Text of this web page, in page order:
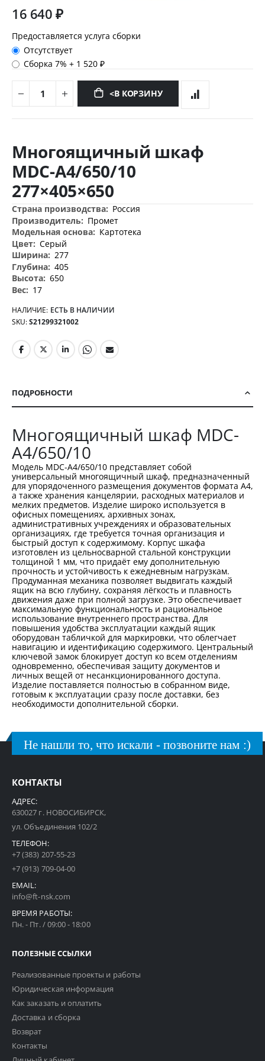
16 640 ₽
Предоставляется услуга сборки
Отсутствует
Сборка 7%+ 1 520 ₽
<В КОРЗИНУ
к
началу
изображений
Многоящичный шкаф
MDC-A4/650/10
277×405×650
Дополнительная
информация
Россия
Промет
Картотека
Серый
277
405
650
17
НАЛИЧИЕ: ЕСТЬ В НАЛИЧИИ
SKU S21299321002
ПОДРОБНОСТИ
Многоящичный шкаф MDC-
A4/650/10
Модель MDC-A4/650/10 представляет собой
универсальный многоящичный шкаф, предназначенный
для упорядоченного размещения документов формата А4,
а также хранения канцелярии, расходных материалов и
мелких предметов. Изделие широко используется в
офисных помещениях, архивных зонах,
административных учреждениях и образовательных
организациях, где требуется точная организация и
быстрый доступ к содержимому. Корпус шкафа
изготовлен из цельносварной стальной конструкции
толщиной 1 мм, что придаёт ему дополнительную
прочность и устойчивость к ежедневным нагрузкам.
Продуманная механика позволяет выдвигать каждый
ящик на всю глубину, сохраняя лёгкость и плавность
движения даже при полной загрузке. Это обеспечивает
максимальную функциональность и рациональное
использование внутреннего пространства. Для
повышения удобства эксплуатации каждый ящик
оборудован табличкой для маркировки, что облегчает
навигацию и идентификацию содержимого. Центральный
ключевой замок блокирует доступ ко всем отделениям
одновременно, обеспечивая защиту документов и
личных вещей от несанкционированного доступа.
Изделие поставляется полностью в собранном виде,
готовым к эксплуатации сразу после доставки, без
необходимости дополнительной сборки.
Не нашли то, что искали - позвоните нам :)
КОНТАКТЫ
АДРЕС:
630027 г. НОВОСИБИРСК,
ул. Объединения 102/2
ТЕЛЕФОН:
+7 (383) 207-55-23
+7 (913) 709-04-00
EMAIL:
info@ft-nsk.com
ВРЕМЯ РАБОТЫ:
Пн. - Пт. / 09:00 - 18:00
ПОЛЕЗНЫЕ ССЫЛКИ
Реализованные проекты и работы
Юридическая информация
Как заказать и оплатить
Доставка и сборка
Возврат
Контакты